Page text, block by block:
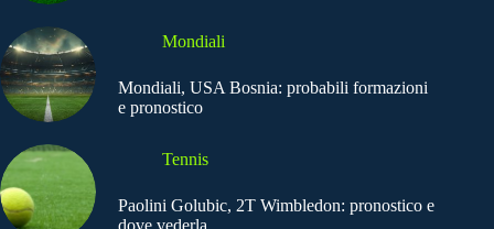
Mondiali
Mondiali, USA Bosnia: probabili formazioni
e pronostico
Tennis
Paolini Golubic, 2T Wimbledon: pronostico e
dove vederla